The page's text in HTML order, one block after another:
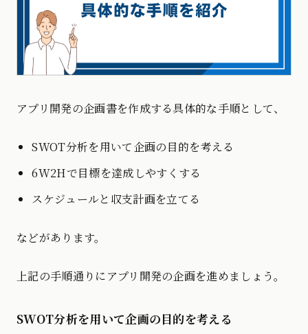
アプリ開発の企画書を作成する具体的な手順として、
SWOT分析を用いて企画の目的を考える
6W2Hで目標を達成しやすくする
スケジュールと収支計画を立てる
などがあります。
上記の手順通りにアプリ開発の企画を進めましょう。
SWOT分析を用いて企画の目的を考える